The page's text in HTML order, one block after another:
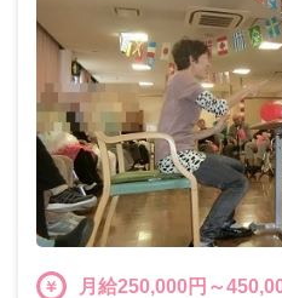
月給250,000円～